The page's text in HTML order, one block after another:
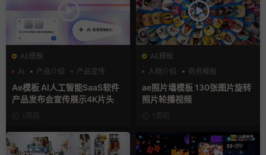
AE模板
AI
产品介绍 产品宣传
Ae模板 AI人工智能SaaS软件
产品发布会宣传展示4K片头
1周前
AE模板
人物介绍
商务模板
幻灯片
ae照片墙模板 130张图片旋转
照片轮播视频
1周前